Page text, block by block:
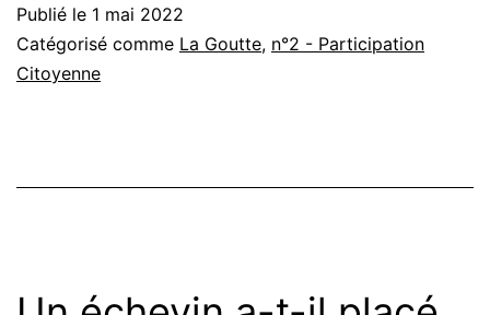
Publié le 1 mai 2022
Catégorisé comme La Goutte, n°2 - Participation
Citoyenne